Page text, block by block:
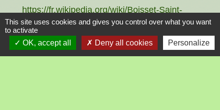
https://fr.wikipedia.org/wiki/Boisset-Saint-
Priest
This site uses cookies and gives you control over what you want
to activate
OK, accept all
Deny all cookies Personalize